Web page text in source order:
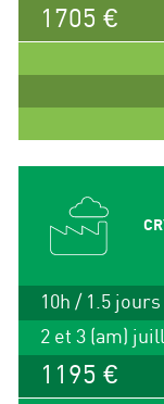
1705 €
10h / 1.5 jours
2 et 3 (am)
1195 €